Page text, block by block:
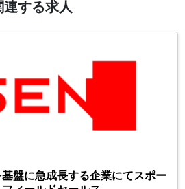
連する求人
盤に急成長する企業にてスポー